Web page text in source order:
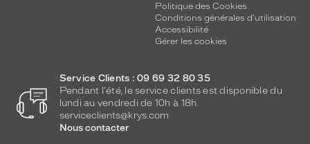
Politique des Cookies
Conditions générales d'utilisation
Accessibilité
Gérer les cookies
Service Clients : 09 69 32 80 35
Pendant l'été, le service clients est disponible du
lundi au vendredi de 10h à 18h.
serviceclients@krys.com
Nous contacter